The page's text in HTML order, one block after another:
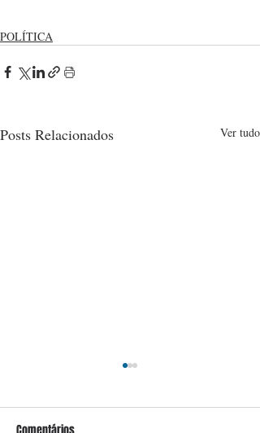
POLÍTICA
Posts Relacionados Ver tudo